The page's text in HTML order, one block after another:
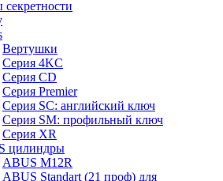
Вертушки
Серия 4KC
Серия CD
Серия Premier
Серия SC: английский ключ
Серия SM: профильный ключ
Серия XR
цилиндры
ABUS M12R
ABUS Standart (21 проф) для